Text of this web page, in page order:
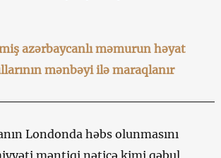
azərbaycanlı məmurun həyat
mənbəyi ilə maraqlanır
Londonda həbs olunmasını
məntiqi nəticə kimi qəbul